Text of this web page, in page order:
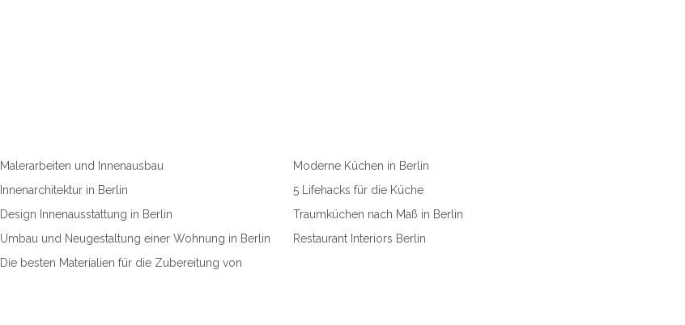
Malerarbeiten und Innenausbau
Innenarchitektur in Berlin
Design Innenausstattung in Berlin
Umbau und Neugestaltung einer Wohnung in Berlin
Die besten Materialien für die Zubereitung von
Moderne Küchen in Berlin
5 Lifehacks für die Küche
Traumküchen nach Maß in Berlin
Restaurant Interiors Berlin